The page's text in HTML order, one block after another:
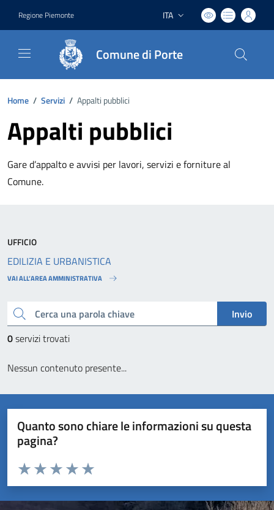
Regione Piemonte Lingua attiva:
ITA
Comune di Porte
Home / Servizi / Appalti pubblici
Appalti pubblici
Gare d’appalto e avvisi per lavori, servizi e forniture al
Comune.
Cerca una parola chiave
Invio
0servizi trovati
Nessun contenuto presente...
UFFICIO
EDILIZIA E URBANISTICA
VAI ALL’AREA AMMINISTRATIVA
Quanto sono chiare le informazioni su questa
pagina?
Valuta da 1 a 5 stelle la pagina
Valuta 5 stelle su 5
Valuta 4 stelle su 5
Valuta 3 stelle su 5
Valuta 2 stelle su 5
Valuta 1 stelle su 5